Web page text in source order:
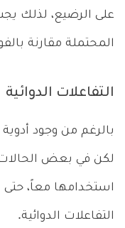
على الرضيع، لذلك
المحتملة مقارنة
التفاعلات الدوائية
بالرغم من وجود
لكن في بعض
استخدامها معاً،
التفاعلات الدوائية.